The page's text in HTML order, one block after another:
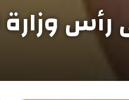
وزارة